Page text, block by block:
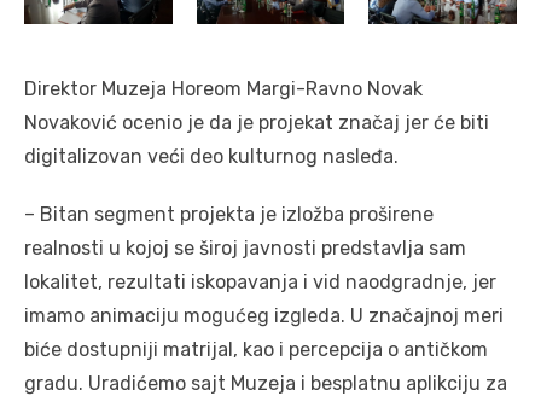
Direktor Muzeja Horeom Margi-Ravno Novak
Novaković ocenio je da je projekat značaj jer će biti
digitalizovan veći deo kulturnog nasleđa.
– Bitan segment projekta je izložba proširene
realnosti u kojoj se široj javnosti predstavlja sam
lokalitet, rezultati iskopavanja i vid naodgradnje, jer
imamo animaciju mogućeg izgleda. U značajnoj meri
biće dostupniji matrijal, kao i percepcija o antičkom
gradu. Uradićemo sajt Muzeja i besplatnu aplikciju za